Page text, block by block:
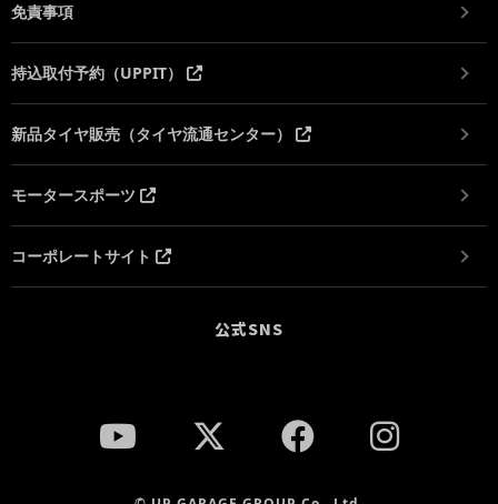
免責事項
持込取付予約（UPPIT）
新品タイヤ販売（タイヤ流通センター）
モータースポーツ
コーポレートサイト
公式SNS